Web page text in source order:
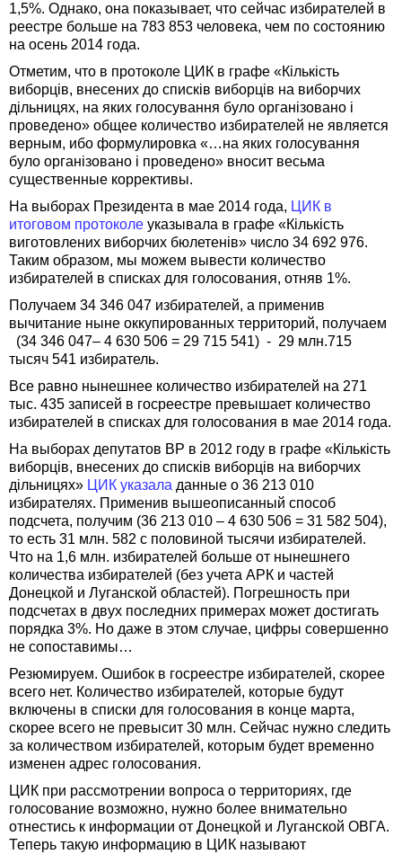
1,5%. Однако, она показывает, что сейчас избирателей в
реестре больше на 783 853 человека, чем по состоянию
на осень 2014 года.
Отметим, что в протоколе ЦИК в графе «Кількість
виборців, внесених до списків виборців на виборчих
дільницях, на яких голосування було організовано і
проведено» общее количество избирателей не является
верным, ибо формулировка «…на яких голосування
було організовано і проведено» вносит весьма
существенные коррективы.
На выборах Президента в мае 2014 года, ЦИК в
итоговом протоколе указывала в графе «Кількість
виготовлених виборчих бюлетенів» число 34 692 976.
Таким образом, мы можем вывести количество
избирателей в списках для голосования, отняв 1%.
Получаем 34 346 047 избирателей, а применив
вычитание ныне оккупированных территорий, получаем
(34 346 047– 4 630 506 = 29 715 541) - 29 млн.715
тысяч 541 избиратель.
Все равно нынешнее количество избирателей на 271
тыс. 435 записей в госреестре превышает количество
избирателей в списках для голосования в мае 2014 года.
На выборах депутатов ВР в 2012 году в графе «Кількість
виборців, внесених до списків виборців на виборчих
дільницях» ЦИК указала данные о 36 213 010
избирателях. Применив вышеописанный способ
подсчета, получим (36 213 010 – 4 630 506 = 31 582 504),
то есть 31 млн. 582 с половиной тысячи избирателей.
Что на 1,6 млн. избирателей больше от нынешнего
количества избирателей (без учета АРК и частей
Донецкой и Луганской областей). Погрешность при
подсчетах в двух последних примерах может достигать
порядка 3%. Но даже в этом случае, цифры совершенно
не сопоставимы…
Резюмируем. Ошибок в госреестре избирателей, скорее
всего нет. Количество избирателей, которые будут
включены в списки для голосования в конце марта,
скорее всего не превысит 30 млн. Сейчас нужно следить
за количеством избирателей, которым будет временно
изменен адрес голосования.
ЦИК при рассмотрении вопроса о территориях, где
голосование возможно, нужно более внимательно
отнестись к информации от Донецкой и Луганской ОВГА.
Теперь такую информацию в ЦИК называют